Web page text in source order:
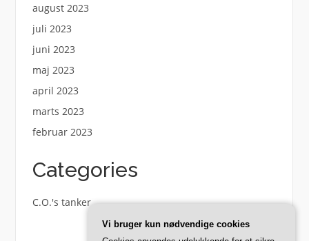
august 2023
juli 2023
juni 2023
maj 2023
april 2023
marts 2023
februar 2023
Categories
C.O.'s tanker
Vi bruger kun nødvendige cookies